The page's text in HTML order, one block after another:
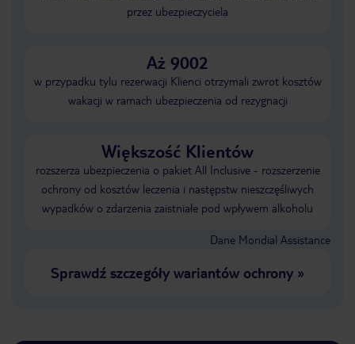
przez ubezpieczyciela
Aż 9002
w przypadku tylu rezerwacji Klienci otrzymali zwrot kosztów
wakacji w ramach ubezpieczenia od rezygnacji
Większość Klientów
rozszerza ubezpieczenia o pakiet All Inclusive - rozszerzenie
ochrony od kosztów leczenia i następstw nieszczęśliwych
wypadków o zdarzenia zaistniałe pod wpływem alkoholu
Dane Mondial Assistance
Sprawdź szczegóły wariantów ochrony»